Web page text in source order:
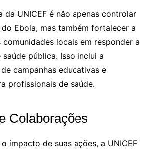
da UNICEF é não apenas controlar
Ebola, mas também fortalecer a
comunidades locais em responder a
saúde pública. Isso inclui a
campanhas educativas e
profissionais de saúde.
Colaborações
impacto de suas ações, a UNICEF